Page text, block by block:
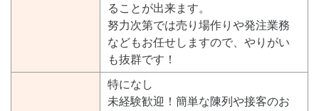
ることが出来ます。
努力次第では売り場作りや発注業務
などもお任せしますので、やりがい
も抜群です！
特になし
未経験歓迎！簡単な陳列や接客のお